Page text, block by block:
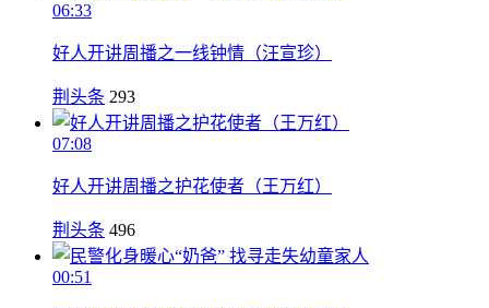
06:33
好人开讲周播之一线钟情（汪宣珍）
荆头条 293
07:08
好人开讲周播之护花使者（王万红）
荆头条 496
00:51